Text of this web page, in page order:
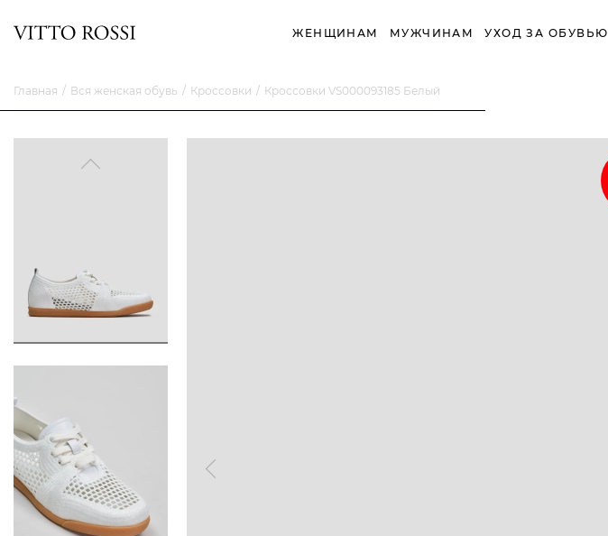
ЖЕНЩИНАМ МУЖЧИНАМ УХОД ЗА ОБУВЬЮ
Главная Вся женская обувь Кроссовки Кроссовки VS000093185 Белый